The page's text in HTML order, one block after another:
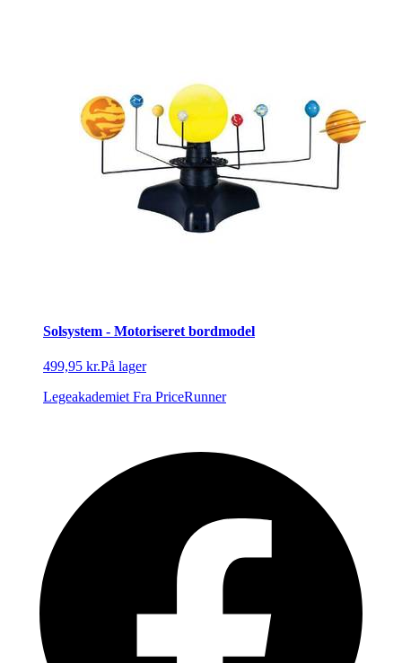
Solsystem - Motoriseret bordmodel
499,95 kr.På lager
Legeakademiet Fra PriceRunner